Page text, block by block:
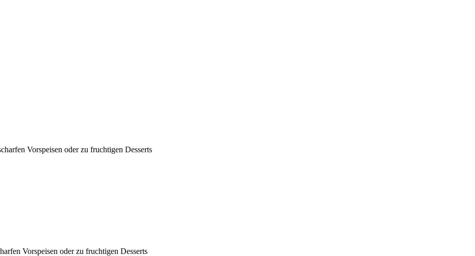
Vorspeisen oder zu fruchtigen Desserts
Vorspeisen oder zu fruchtigen Desserts